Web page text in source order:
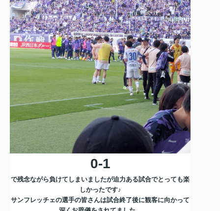
0-1
で残念ながら負けてしまいましたが迫力ある試合でとっても楽
しかったです♪
サンフレッチェの選手の皆さんは試合終了後に観客に向かって